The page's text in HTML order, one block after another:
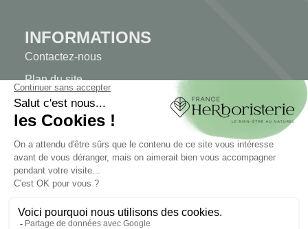
INFORMATIONS
Contactez-nous
Plan du site
Notre herboristerie
Livraison
Paiement sécurisé
Mentions légales